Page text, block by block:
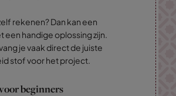
rekenen? Dan kan een
een handige oplossing zijn.
je vaak direct de juiste
stof voor het project.
beginners